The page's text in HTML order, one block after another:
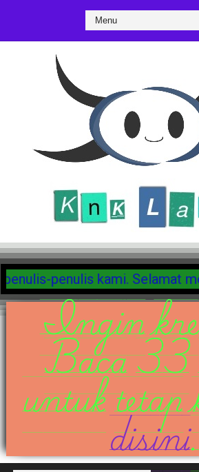
menemukan ratusan
Ingin
Baca 33
untuk
disini.